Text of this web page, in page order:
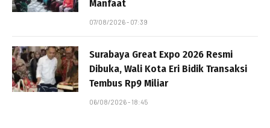
Manfaat
07/08/2026 - 07:39
Surabaya Great Expo 2026 Resmi
Dibuka, Wali Kota Eri Bidik Transaksi
Tembus Rp9 Miliar
06/08/2026 - 18:45